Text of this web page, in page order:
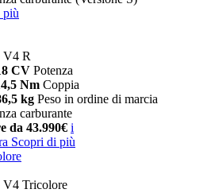
più
V4 R
CV Potenza
Nm Coppia
kg Peso in ordine di marcia
carburante
da 43.990€ i
Scopri di più
V4 Tricolore